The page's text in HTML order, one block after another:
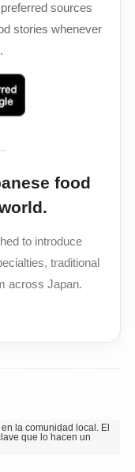
sources
stories whenever
food
to introduce
traditional
across Japan.
la comunidad local. El
que lo hacen un